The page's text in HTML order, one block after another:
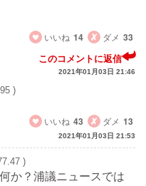
いいね 14 ダメ 33
このコメントに返信
2021年01月03日 21:46
)
いいね 43 ダメ 13
2021年01月03日 21:53
)
か？浦議ニュースでは